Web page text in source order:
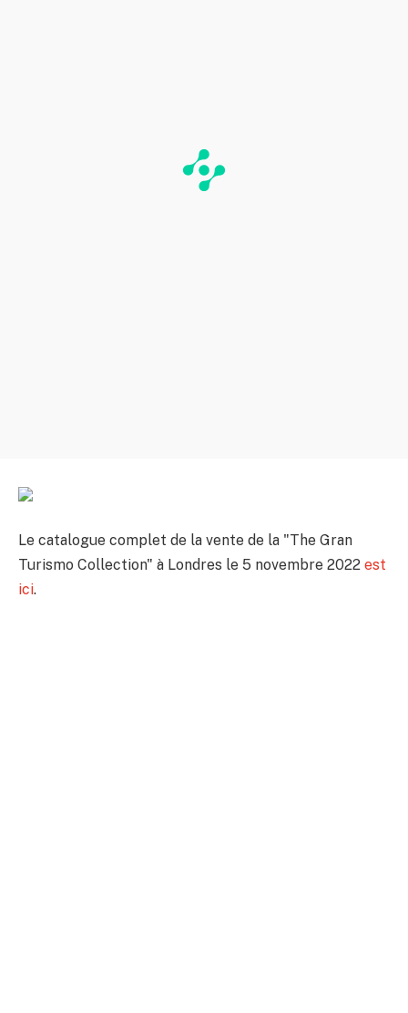
Le catalogue complet de la vente de la "The Gran
Turismo Collection" à Londres le 5 novembre 2022 est
ici.